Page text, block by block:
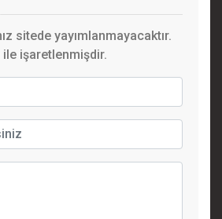
sitede yayımlanmayacaktır.
ile işaretlenmişdir.